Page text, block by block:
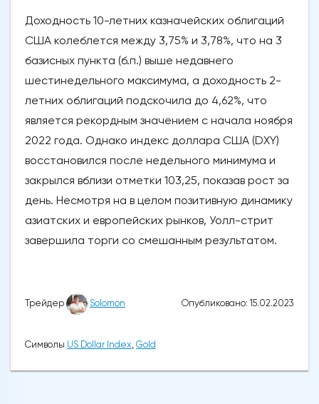
Доходность 10-летних казначейских облигаций
США колеблется между 3,75% и 3,78%, что на 3
базисных пункта (б.п.) выше недавнего
шестинедельного максимума, а доходность 2-
летних облигаций подскочила до 4,62%, что
является рекордным значением с начала ноября
2022 года. Однако индекс доллара США (DXY)
восстановился после недельного минимума и
закрылся вблизи отметки 103,25, показав рост за
день. Несмотря на в целом позитивную динамику
азиатских и европейских рынков, Уолл-стрит
завершила торги со смешанным результатом.
Трейдер Solomon Опубликовано: 15.02.2023
Символы US Dollar Index Gold